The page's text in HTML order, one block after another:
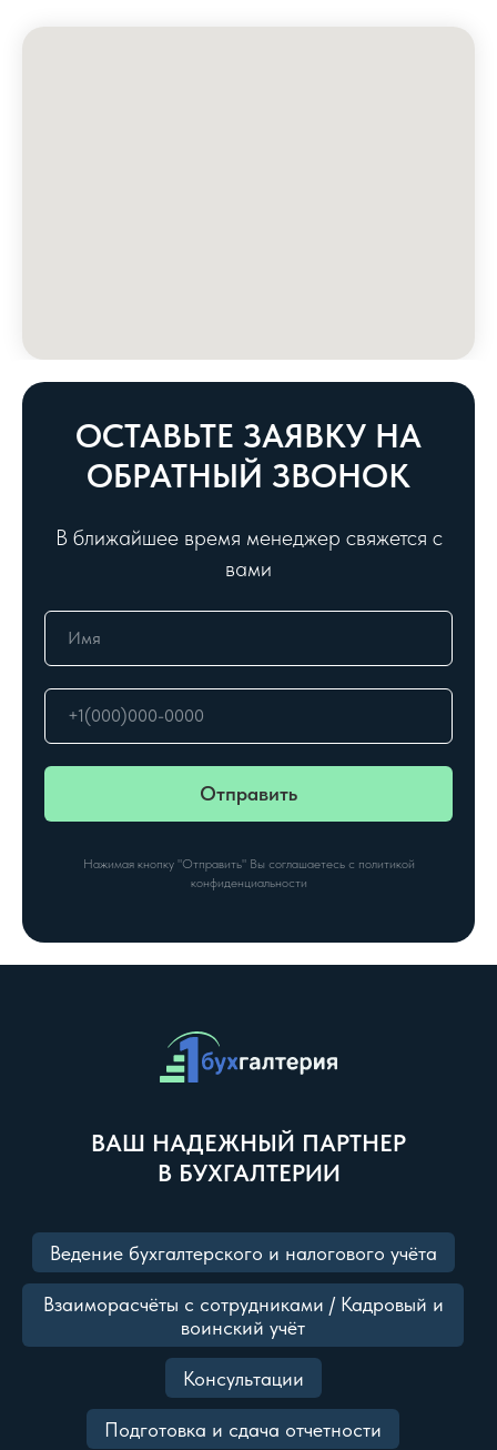
ОСТАВЬТЕ ЗАЯВКУ НА
ОБРАТНЫЙ ЗВОНОК
В ближайшее время менеджер свяжется с
вами
Отправить
Нажимая кнопку "Отправить" Вы соглашаетесь с политикой
конфиденциальности
ВАШ НАДЕЖНЫЙ ПАРТНЕР
В БУХГАЛТЕРИИ
Ведение бухгалтерского и налогового учёта
Взаиморасчёты с сотрудниками / Кадровый и
воинский учёт
Консультации
Подготовка и сдача отчетности